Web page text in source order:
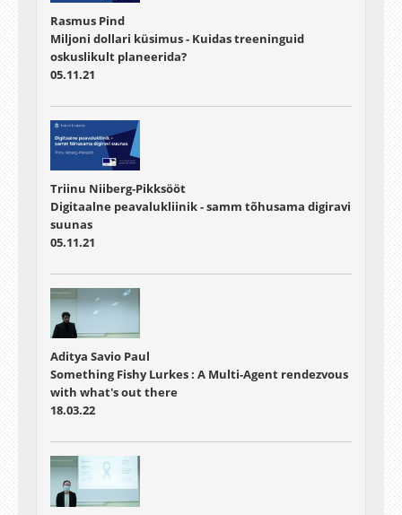
Rasmus Pind
Miljoni dollari küsimus - Kuidas treeninguid
oskuslikult planeerida?
05.11.21
Triinu Niiberg-Pikksööt
Digitaalne peavalukliinik - samm tõhusama digiravi
suunas
05.11.21
Aditya Savio Paul
Something Fishy Lurkes : A Multi-Agent rendezvous
with what's out there
18.03.22